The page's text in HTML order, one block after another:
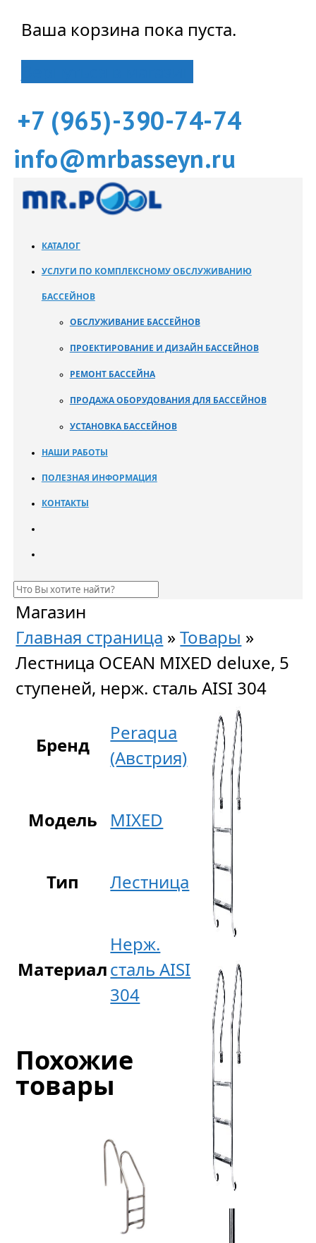
Ваша корзина пока пуста.
+7 (965)-390-74-74
info@mrbasseyn.ru
КАТАЛОГ
УСЛУГИ ПО КОМПЛЕКСНОМУ ОБСЛУЖИВАНИЮ
БАССЕЙНОВ
ОБСЛУЖИВАНИЕ БАССЕЙНОВ
ПРОЕКТИРОВАНИЕ И ДИЗАЙН БАССЕЙНОВ
РЕМОНТ БАССЕЙНА
ПРОДАЖА ОБОРУДОВАНИЯ ДЛЯ БАССЕЙНОВ
УСТАНОВКА БАССЕЙНОВ
НАШИ РАБОТЫ
ПОЛЕЗНАЯ ИНФОРМАЦИЯ
КОНТАКТЫ
Магазин
Главная страница »Товары »
Лестница OCEAN MIXED deluxe, 5
ступеней, нерж. сталь AISI 304
Бренд
Peraqua
(Австрия)
Модель MIXED
Тип Лестница
Материал
Нерж.
сталь AISI
304
Похожие
товары